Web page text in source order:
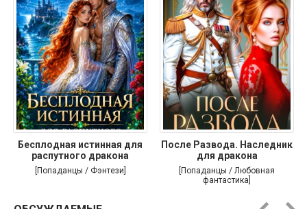
Бесплодная истинная для
распутного дракона
[Попаданцы / Фэнтези]
После Развода. Наследник
для дракона
[Попаданцы / Любовная
фантастика]